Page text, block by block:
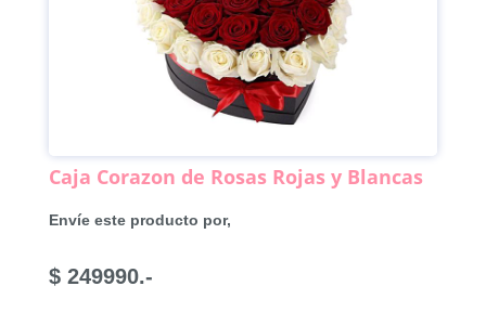
Caja Corazon de Rosas Rojas y Blancas
Envíe este producto por,
$ 249990.-